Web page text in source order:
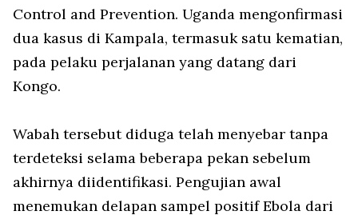
Control and Prevention. Uganda mengonfirmasi
dua kasus di Kampala, termasuk satu kematian,
pada pelaku perjalanan yang datang dari
Kongo.
Wabah tersebut diduga telah menyebar tanpa
terdeteksi selama beberapa pekan sebelum
akhirnya diidentifikasi. Pengujian awal
menemukan delapan sampel positif Ebola dari